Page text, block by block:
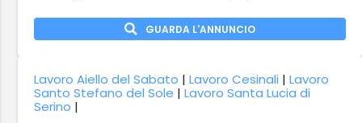
GUARDA L'ANNUNCIO
Lavoro Aiello del Sabato |Lavoro Cesinali |Lavoro
Santo Stefano del Sole |Lavoro Santa Lucia di
Serino |